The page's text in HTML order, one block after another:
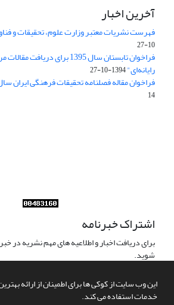
این وب سایت از کوکی ها برای اطمینان از ارائه
خدمات استفاده می کند.
آخرین اخبار
فهرست نشریات معتبر وزارت علوم، تحقیقات و فناوری
10-27
فراخوان تابستان سال 1395 برای
رایانه‌ای"1394-10-27
فراخوان مقاله فصلنامه تحقیقات فرهنگی ایران سال 1394 و
14
اشتراک خبرنامه
برای دریافت اخبار و اطلاعیه های مهم نشریه در
شوید.